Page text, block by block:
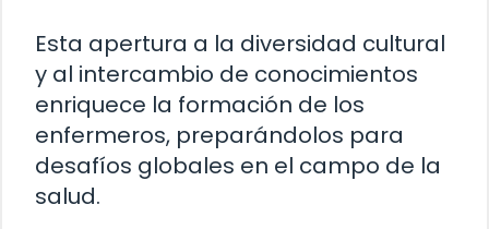
Esta apertura a la diversidad cultural
y al intercambio de conocimientos
enriquece la formación de los
enfermeros, preparándolos para
desafíos globales en el campo de la
salud.